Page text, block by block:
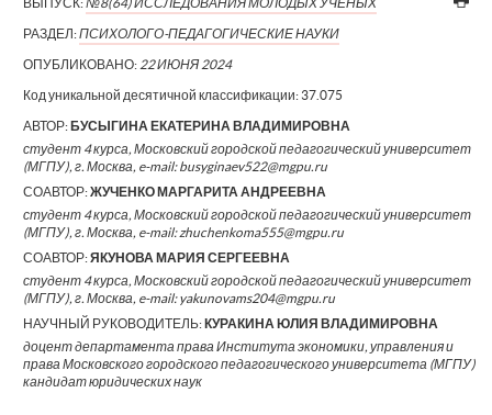
РАЗДЕЛ:ПСИХОЛОГО-ПЕДАГОГИЧЕСКИЕ НАУКИ
ОПУБЛИКОВАНО: 22 ИЮНЯ 2024
Код уникальной десятичной классификации: 37.075
АВТОР:БУСЫГИНА ЕКАТЕРИНА ВЛАДИМИРОВНА
студент 4 курса, Московский городской педагогический университет
(МГПУ), г. Москва, e-mail: busyginaev522@mgpu.ru
СОАВТОР:ЖУЧЕНКО МАРГАРИТА АНДРЕЕВНА
студент 4 курса, Московский городской педагогический университет
(МГПУ), г. Москва, e-mail: zhuchenkoma555@mgpu.ru
СОАВТОР:ЯКУНОВА МАРИЯ СЕРГЕЕВНА
студент 4 курса, Московский городской педагогический университет
(МГПУ), г. Москва, e-mail: yakunovams204@mgpu.ru
НАУЧНЫЙ РУКОВОДИТЕЛЬ:КУРАКИНА ЮЛИЯ ВЛАДИМИРОВНА
доцент департамента права Института экономики, управления и
права Московского городского педагогического университета (МГПУ)
кандидат юридических наук